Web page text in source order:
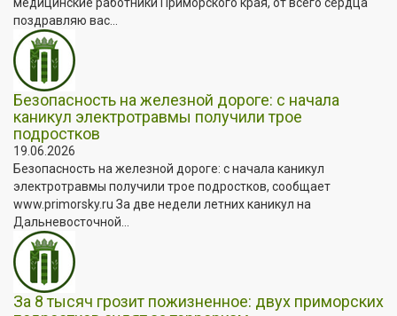
поздравляю вас...
Безопасность на железной дороге: с начала
каникул электротравмы получили трое
подростков
19.06.2026
Безопасность на железной дороге: с начала каникул
электротравмы получили трое подростков, сообщает
www.primorsky.ru За две недели летних каникул на
Дальневосточной...
За 8 тысяч грозит пожизненное: двух приморских